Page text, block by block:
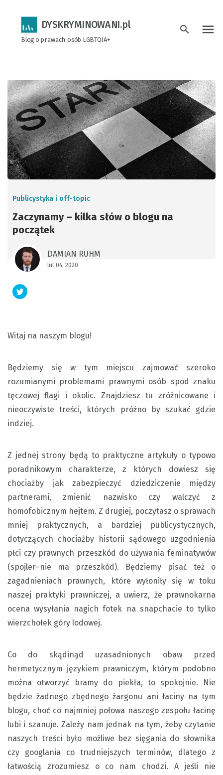
DYSKRYMINOWANI.pl
Blog o prawach osób LGBTQIA+
search menu
Publicystyka i off-topic
Zaczynamy – kilka słów o blogu na
początek
DAMIAN RUHM
lut 04, 2020
Witaj na naszym blogu!
Będziemy się w tym miejscu zajmować szeroko
rozumianymi problemami prawnymi osób spod znaku
tęczowej flagi i okolic. Znajdziesz tu zróżnicowane i
nieoczywiste treści, których próżno by szukać gdzie
indziej.
Z jednej strony będą to praktyczne artykuły o typowo
poradnikowym charakterze, z których dowiesz się
chociażby jak zabezpieczyć dziedziczenie między
partnerami, zmienić nazwisko czy walczyć z
homofobicznym hejtem. Z drugiej, poczytasz o sprawach
mniej praktycznych, a bardziej publicystycznych,
dotyczących chociażby historii sądowego uzgodnienia
płci czy prawnych przeszkód do używania feminatywów
(spojler–nie ma przeszkód). Będziemy pisać też o
zagadnieniach prawnych, które wyłoniły się w toku
naszej praktyki prawniczej, a uwierz, że prawnokarna
ocena wysyłania nagich fotek na snapchacie to tylko
wierzchołek góry lodowej.
Co do skądinąd uzasadnionych obaw przed
hermetycznym językiem prawniczym, którym podobno
można otworzyć bramy do piekła, to spokojnie. Nie
będzie żadnego zbędnego żargonu ani łaciny na tym
blogu, choć co najmniej połowa naszego zespołu łacinę
lubi i szanuje. Zależy nam jednak na tym, żeby czytanie
naszych treści było możliwe bez sięgania do słownika
czy googlania co trudniejszych terminów, dlatego z
łatwością zrozumiesz o co nam chodzi. A jeśli nie